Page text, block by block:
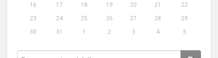
16
17 18 19 20 21
22
23
24 25 26 27 28
29
30
31 1 2 3 4 5